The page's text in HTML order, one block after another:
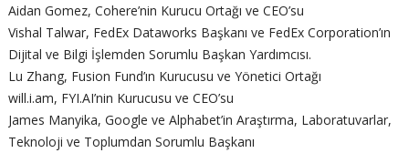
Aidan Gomez, Cohere’nin Kurucu Ortağı ve CEO’su
Vishal Talwar, FedEx Dataworks Başkanı ve FedEx Corporation’ın
Dijital ve Bilgi İşlemden Sorumlu Başkan Yardımcısı.
Lu Zhang, Fusion Fund’ın Kurucusu ve Yönetici Ortağı
will.i.am, FYI.AI’nin Kurucusu ve CEO’su
James Manyika, Google ve Alphabet’in Araştırma, Laboratuvarlar,
Teknoloji ve Toplumdan Sorumlu Başkanı